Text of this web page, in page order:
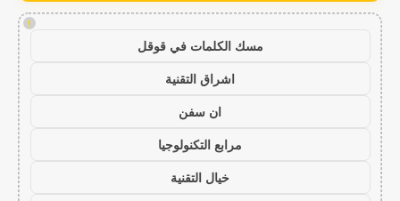
!
مسك الكلمات في قوقل
اشراق التقنية
ان سفن
مرابع التكنولوجيا
خيال التقنية